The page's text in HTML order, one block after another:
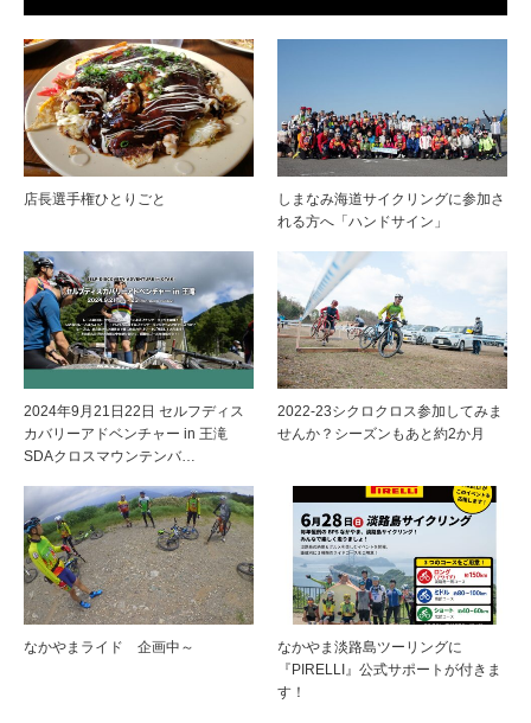
店長選手権ひとりごと
しまなみ海道サイクリングに参加さ
れる方へ「ハンドサイン」
2024年9月21日22日 セルフディス
カバリーアドベンチャー in 王滝
SDAクロスマウンテンバ…
2022-23シクロクロス参加してみま
せんか？シーズンもあと約2か月
なかやまライド 企画中～
なかやま淡路島ツーリングに
『PIRELLI』公式サポートが付きま
す！